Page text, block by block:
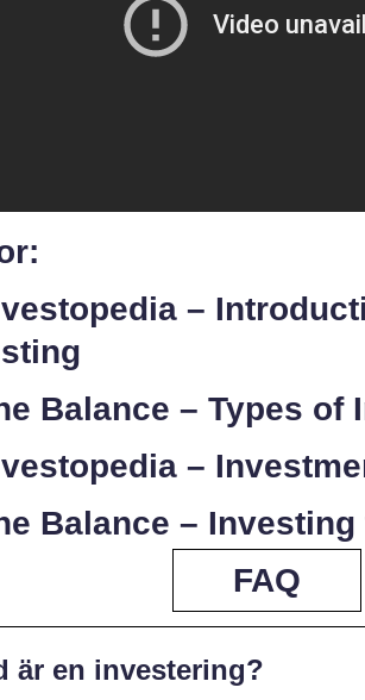
–
Balance – Types of
–
Balance –
FAQ
är en investering?